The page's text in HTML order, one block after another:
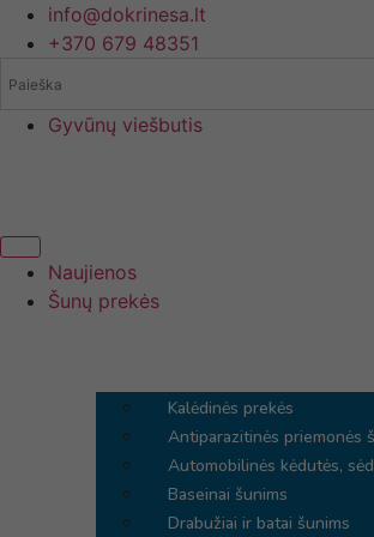
prie
info@dokrinesa.lt
+370 679 48351
Gyvūnų viešbutis
Naujienos
Šunų prekės
Kalėdinės prekės
Antiparazitinės priemonės
Automobilinės kėdutės,
Baseinai šunims
Drabužiai ir batai šunims